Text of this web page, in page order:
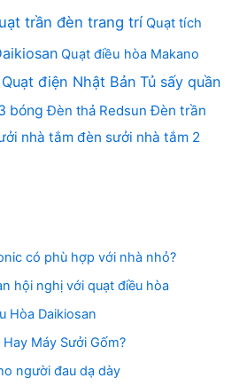
trần đèn trang trí Quạt tích
Quạt điều hòa Makano
Quạt điện Nhật Bản Tủ sấy quần
bóng Đèn thả Redsun Đèn trần
nhà tắm đèn sưởi nhà tắm 2
có phù hợp với nhà nhỏ?
hội nghị với quạt điều hòa
Hòa Daikiosan
Máy Sưởi Gốm?
người đau dạ dày